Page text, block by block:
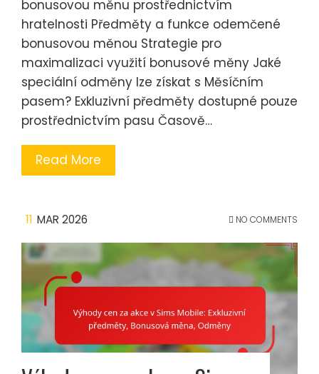
bonusovou měnu prostřednictvím
hratelnosti Předměty a funkce odemčené
bonusovou měnou Strategie pro
maximalizaci využití bonusové měny Jaké
speciální odměny lze získat s Měsíčním
pasem? Exkluzivní předměty dostupné pouze
prostřednictvím pasu Časově…
Read More
11 MAR 2026 NO COMMENTS